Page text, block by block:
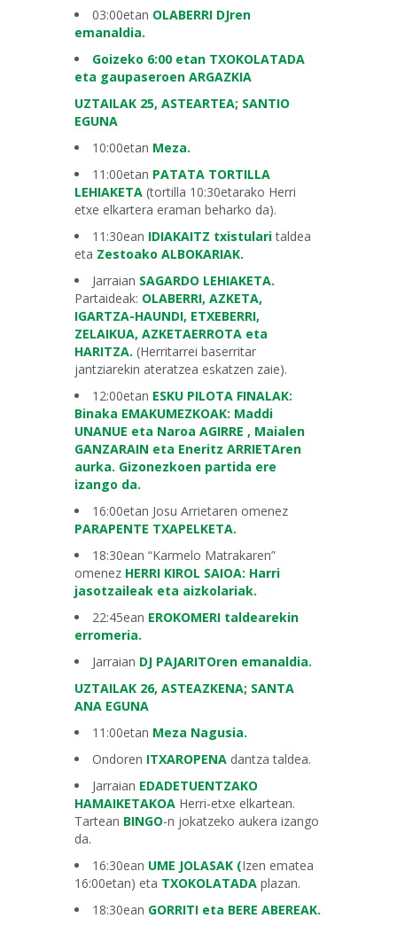
03:00etan OLABERRI DJren
emanaldia.
Goizeko 6:00 etan TXOKOLATADA
eta gaupaseroen ARGAZKIA
UZTAILAK 25, ASTEARTEA; SANTIO
EGUNA
10:00etan Meza.
11:00etan PATATA TORTILLA
LEHIAKETA (tortilla 10:30etarako Herri
etxe elkartera eraman beharko da).
11:30ean IDIAKAITZ txistularitaldea
eta Zestoako ALBOKARIAK.
Jarraian SAGARDO LEHIAKETA.
Partaideak: OLABERRI, AZKETA,
IGARTZA-HAUNDI, ETXEBERRI,
ZELAIKUA, AZKETAERROTA eta
HARITZA. (Herritarrei baserritar
jantziarekin ateratzea eskatzen zaie).
12:00etan ESKU PILOTA FINALAK:
Binaka EMAKUMEZKOAK: Maddi
UNANUE eta Naroa AGIRRE , Maialen
GANZARAIN eta Eneritz ARRIETAren
aurka. Gizonezkoen partida ere
izango da.
16:00etan Josu Arrietaren omenez
PARAPENTE TXAPELKETA.
18:30ean “Karmelo Matrakaren”
omenez HERRI KIROL SAIOA: Harri
jasotzaileak eta aizkolariak.
22:45ean EROKOMERI taldearekin
erromeria.
Jarraian DJ PAJARITOren emanaldia.
UZTAILAK 26, ASTEAZKENA; SANTA
ANA EGUNA
11:00etan Meza Nagusia.
Ondoren ITXAROPENA dantza taldea.
Jarraian EDADETUENTZAKO
HAMAIKETAKOA Herri-etxe elkartean.
Tartean BINGO-n jokatzeko aukera izango
da.
16:30ean UME JOLASAK (Izen ematea
16:00etan) eta TXOKOLATADA plazan.
18:30ean GORRITI eta BERE ABEREAK.